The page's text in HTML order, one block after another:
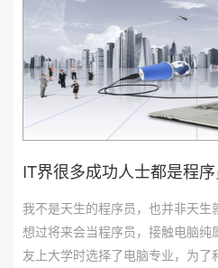
IT界很多成功人士都是程
我不是天生的程序员，也并非天
想过将来会当程序员，接触电脑
友上大学时选择了电脑专业，为了